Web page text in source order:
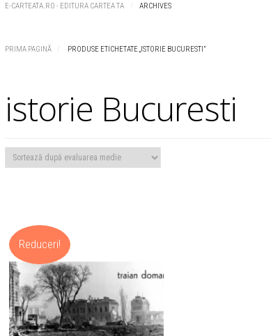
E-CARTEATA.RO - EDITURA CARTEA TA ARCHIVES
PRIMA PAGINĂ PRODUSE ETICHETATE „ISTORIE BUCURESTI”
istorie Bucuresti
Reduceri!